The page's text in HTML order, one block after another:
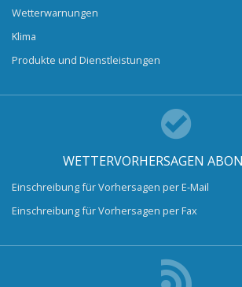
Wetterwarnungen
Klima
Produkte und Dienstleistungen
WETTERVORHERSAGEN
Einschreibung für Vorhersagen per E-Mail
Einschreibung für Vorhersagen per Fax